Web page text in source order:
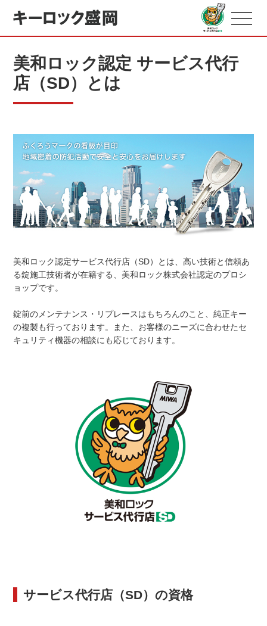
美和ロック認定 サービス代行
店（SD）とは
美和ロック認定サービス代行店（SD）とは、高い技術と信頼あ
る錠施工技術者が在籍する、美和ロック株式会社認定のプロシ
ョップです。
錠前のメンテナンス・リプレースはもちろんのこと、純正キー
の複製も行っております。また、お客様のニーズに合わせたセ
キュリティ機器の相談にも応じております。
サービス代行店（SD）の資格